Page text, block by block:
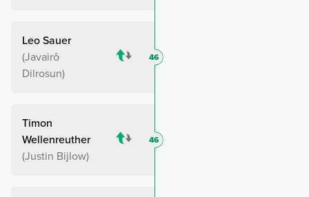
Leo Sauer
Javairô
Dilrosun
46
Timon
Wellenreuther
Justin Bijlow
46